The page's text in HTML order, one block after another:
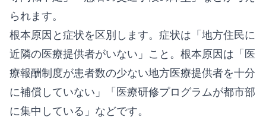
られます。
根本原因と症状を区別します。症状は「地方住民に
近隣の医療提供者がいない」こと。根本原因は「医
療報酬制度が患者数の少ない地方医療提供者を十分
に補償していない」「医療研修プログラムが都市部
に集中している」などです。